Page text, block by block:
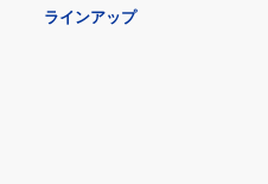
ラインアップ